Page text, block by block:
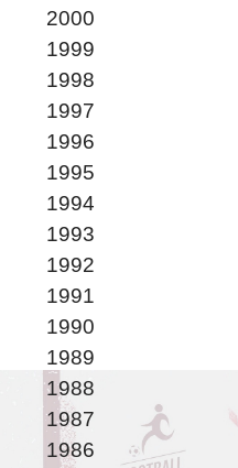
2000
1999
1998
1997
1996
1995
1994
1993
1992
1991
1990
1989
1988
1987
1986